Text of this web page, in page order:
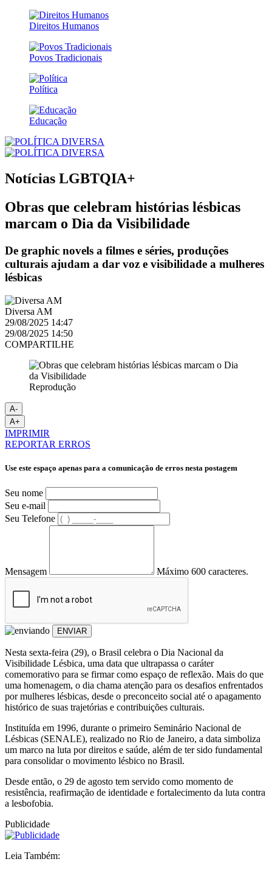
Direitos Humanos
Povos Tradicionais
Política
Educação
Notícias LGBTQIA+
Obras que celebram histórias lésbicas
marcam o Dia da Visibilidade
De graphic novels a filmes e séries, produções
culturais ajudam a dar voz e visibilidade a mulheres
lésbicas
Diversa AM
29/08/2025 14:47
29/08/2025 14:50
COMPARTILHE
Reprodução
A-
A+
IMPRIMIR
REPORTAR ERROS
Use este espaço apenas para a comunicação de erros nesta postagem
Seu nome
Seu e-mail
Seu Telefone
Mensagem Máximo 600 caracteres.
ENVIAR
Nesta sexta-feira (29), o Brasil celebra o Dia Nacional da
Visibilidade Lésbica, uma data que ultrapassa o caráter
comemorativo para se firmar como espaço de reflexão. Mais do que
uma homenagem, o dia chama atenção para os desafios enfrentados
por mulheres lésbicas, desde o preconceito social até o apagamento
histórico de suas trajetórias e contribuições culturais.
Instituída em 1996, durante o primeiro Seminário Nacional de
Lésbicas (SENALE), realizado no Rio de Janeiro, a data simboliza
um marco na luta por direitos e saúde, além de ter sido fundamental
para consolidar o movimento lésbico no Brasil.
Desde então, o 29 de agosto tem servido como momento de
resistência, reafirmação de identidade e fortalecimento da luta contra
a lesbofobia.
Publicidade
Leia Também: